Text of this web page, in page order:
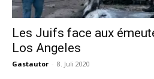
Les Juifs face aux
Los Angeles
Gastautor - 8. Juli 2020